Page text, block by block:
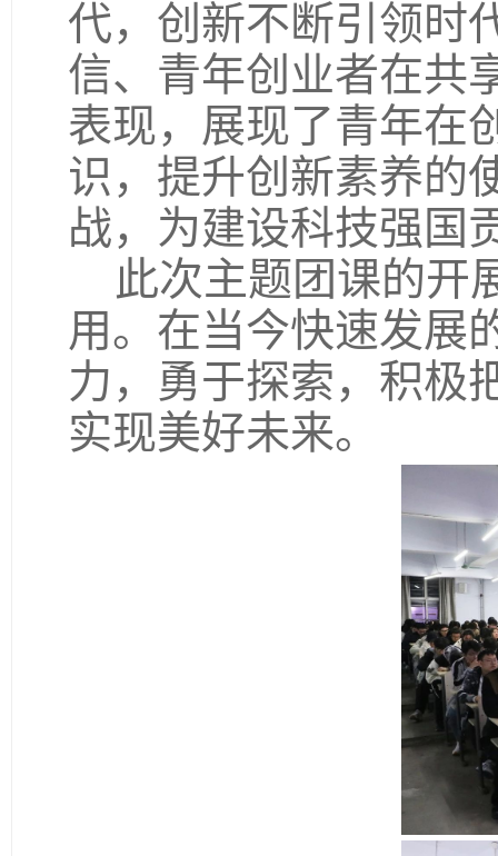
代，创新不断引领时
信、青年创业者在共
表现，展现了青年在
识，提升创新素养的
战，为建设科技强国
此次主题团课的开
用。在当今快速发展
力，勇于探索，积极
实现美好未来。